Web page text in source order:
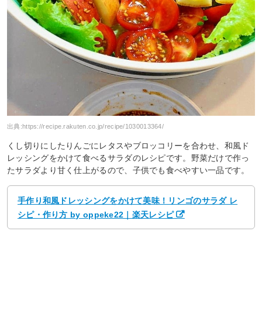
出典:https://recipe.rakuten.co.jp/recipe/1030013364/
くし切りにしたりんごにレタスやブロッコリーを合わせ、和風ド
レッシングをかけて食べるサラダのレシピです。野菜だけで作っ
たサラダより甘く仕上がるので、子供でも食べやすい一品です。
手作り和風ドレッシングをかけて美味！リンゴのサラダ レ
シピ・作り方 by oppeke22｜楽天レシピ